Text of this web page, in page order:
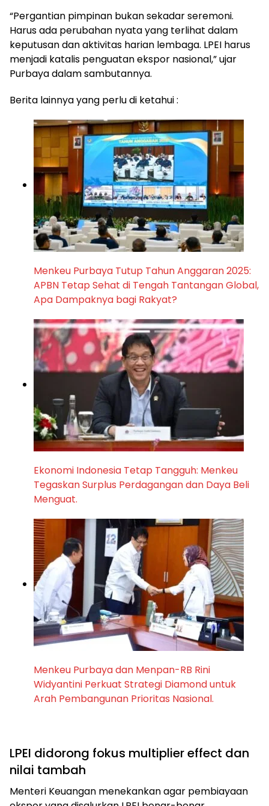
“Pergantian pimpinan bukan sekadar seremoni.
Harus ada perubahan nyata yang terlihat dalam
keputusan dan aktivitas harian lembaga. LPEI harus
menjadi katalis penguatan ekspor nasional,” ujar
Purbaya dalam sambutannya.
Berita lainnya yang perlu di ketahui :
Menkeu Purbaya Tutup Tahun Anggaran 2025:
APBN Tetap Sehat di Tengah Tantangan Global,
Apa Dampaknya bagi Rakyat?
Ekonomi Indonesia Tetap Tangguh: Menkeu
Tegaskan Surplus Perdagangan dan Daya Beli
Menguat.
Menkeu Purbaya dan Menpan-RB Rini
Widyantini Perkuat Strategi Diamond untuk
Arah Pembangunan Prioritas Nasional.
LPEI didorong fokus multiplier effect dan
nilai tambah
Menteri Keuangan menekankan agar pembiayaan